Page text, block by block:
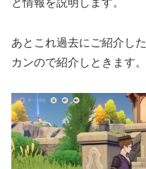
と情報を説明します。
あとこれ過去にご紹介し
カンので紹介しときます。